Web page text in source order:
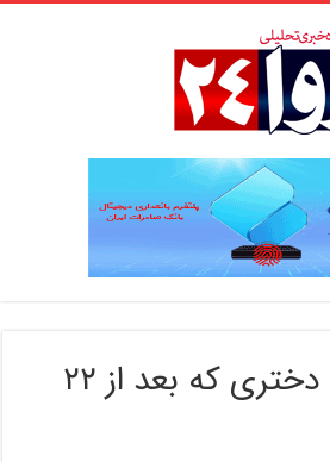
جریان عجیب دختری که بعد از ۲۲